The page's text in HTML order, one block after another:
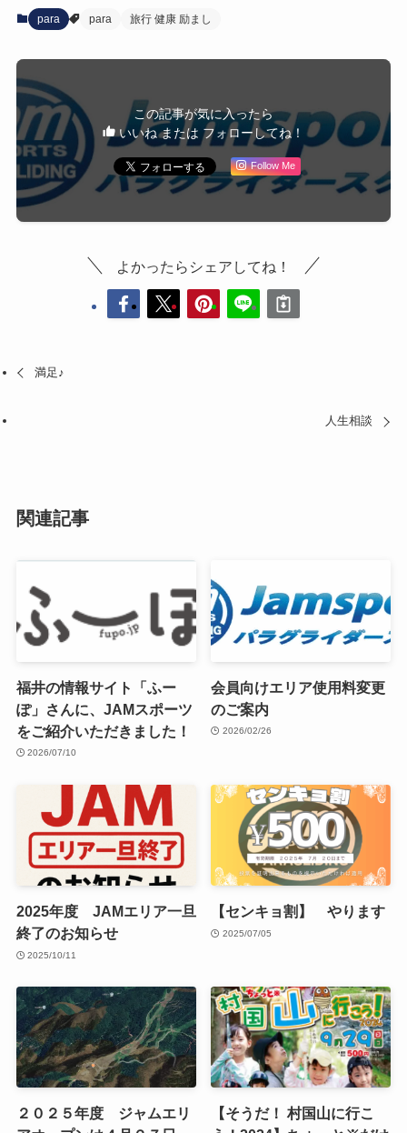
para para 旅行 健康 励まし
この記事が気に入ったら
いいね または フォローしてね！
Follow Me
よかったらシェアしてね！
満足♪
人生相談
関連記事
福井の情報サイト「ふー
ぽ」さんに、JAMスポーツ
をご紹介いただきました！
2026/07/10
会員向けエリア使用料変更
のご案内
2026/02/26
2025年度 JAMエリア一旦
終了のお知らせ
2025/10/11
【センキョ割】 やります
2025/07/05
２０２５年度 ジャムエリ
【そうだ！ 村国山に行こ